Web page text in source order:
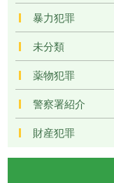
暴力犯罪
未分類
薬物犯罪
警察署紹介
財産犯罪